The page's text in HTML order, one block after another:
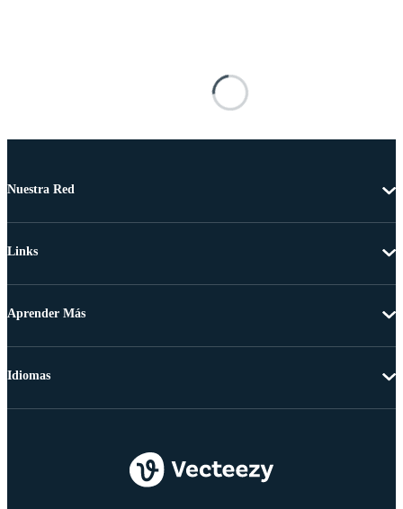
Nuestra Red
Links
Aprender Más
Idiomas